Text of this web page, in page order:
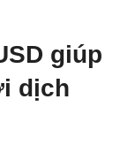
giúp
dịch